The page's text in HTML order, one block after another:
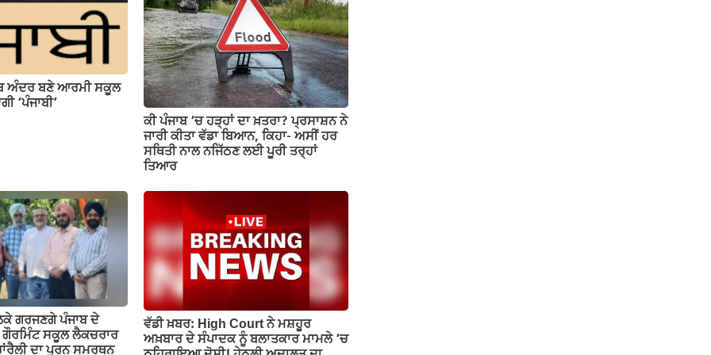
ਅੰਦਰ ਬਣੇ ਆਰਮੀ ਸਕੂਲ
‘ਪੰਜਾਬੀ’
ਕੀ ਪੰਜਾਬ ‘ਚ ਹੜ੍ਹਾਂ ਦਾ ਖ਼ਤਰਾ? ਪ੍ਰਸਾਸ਼ਨ ਨੇ
ਜਾਰੀ ਕੀਤਾ ਵੱਡਾ ਬਿਆਨ, ਕਿਹਾ- ਅਸੀਂ ਹਰ
ਸਥਿਤੀ ਨਾਲ ਨਜਿੱਠਣ ਲਈ ਪੂਰੀ ਤਰ੍ਹਾਂ
ਤਿਆਰ
ਗਰਜਣਗੇ ਪੰਜਾਬ ਦੇ
ਗੌਰਮਿੰਟ ਸਕੂਲ ਲੈਕਚਰਾਰ
ਦਾ ਪੂਰਨ ਸਮਰਥਨ
ਵੱਡੀ ਖ਼ਬਰ: High Court ਨੇ ਮਸ਼ਹੂਰ
ਅਖ਼ਬਾਰ ਦੇ ਸੰਪਾਦਕ ਨੂੰ ਬਲਾਤਕਾਰ ਮਾਮਲੇ ‘ਚ